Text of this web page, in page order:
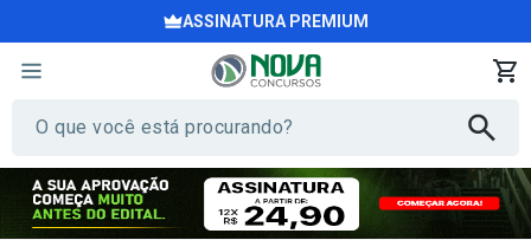
ASSINATURA PREMIUM